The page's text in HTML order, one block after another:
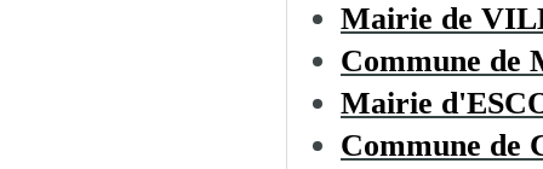
Mairie de
Commune
Mairie
Commune de